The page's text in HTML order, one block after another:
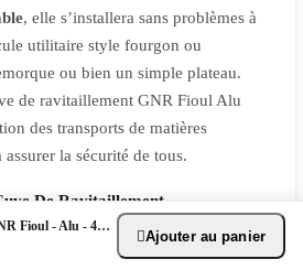
, elle s’installera sans problèmes à
utilitaire style fourgon ou
ou bien un simple plateau.
de ravitaillement GNR Fioul Alu
des transports de matières
la sécurité de tous.
De Ravitaillement
nue et mobile
présente bien des
Cuve ravitaillement GNR Fioul - Alu - 450L Nue
Ajouter au panier